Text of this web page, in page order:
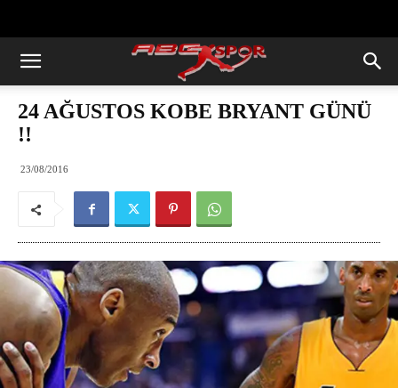
24 AĞUSTOS KOBE BRYANT GÜNÜ
!!
23/08/2016